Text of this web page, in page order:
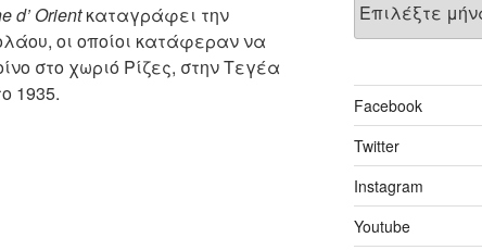
d’ Orientκαταγράφει την
οι οποίοι κατάφεραν να
στο χωριό Ρίζες, στην Τεγέα
1935.
Facebook
Twitter
Instagram
Youtube